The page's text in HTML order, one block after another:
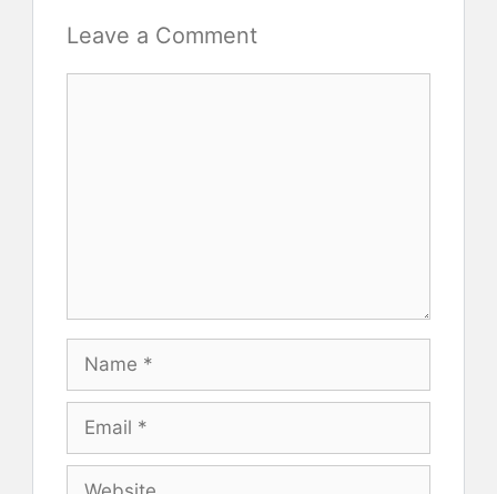
Leave a Comment
Name
Email
Website